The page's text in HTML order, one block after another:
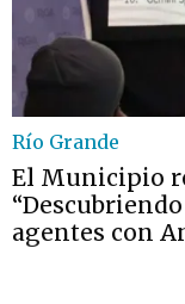
Río Grande
El Municipio
agentes con